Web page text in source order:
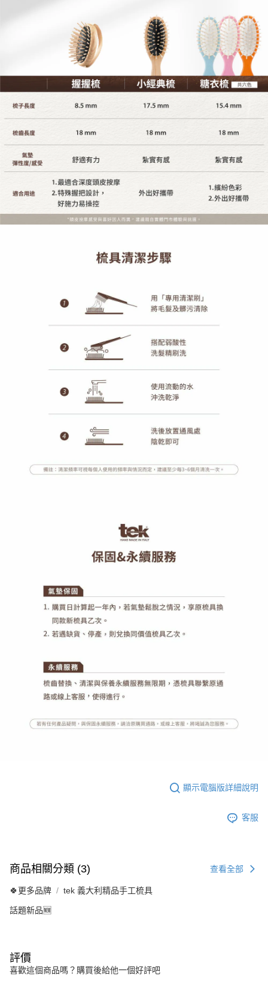
顯示電腦版詳細說明
客服
商品相關分類 (3) 查看全部
🍀更多品牌 tek 義大利精品手工梳具
話題新品🆕
評價
喜歡這個商品嗎？購買後給他一個好評吧